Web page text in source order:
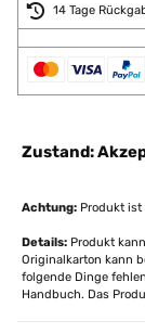
14 Tage
Zustand:
Achtung: Produkt
Details: Produkt
Originalkarton kann
folgende Dinge
Handbuch. Das